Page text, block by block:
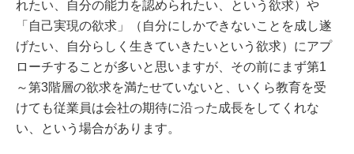
れたい、自分の能力を認められたい、という欲求）や
「自己実現の欲求」（自分にしかできないことを成し遂
げたい、自分らしく生きていきたいという欲求）にアプ
ローチすることが多いと思いますが、その前にまず第1
～第3階層の欲求を満たせていないと、いくら教育を受
けても従業員は会社の期待に沿った成長をしてくれな
い、という場合があります。